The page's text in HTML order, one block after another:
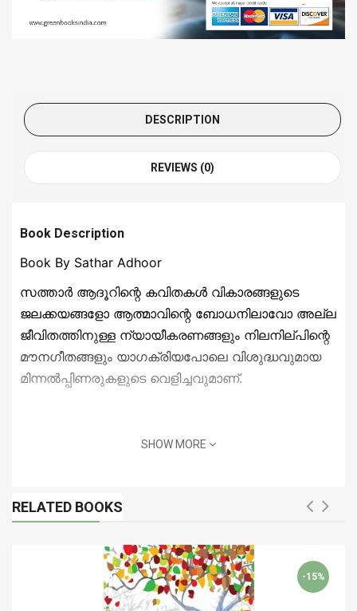
DESCRIPTION
REVIEWS (0)
Book Description
Book By Sathar Adhoor
സത്താര്‍ ആദൂറിന്റെ കവിതകള്‍ വികാരങ്ങളുടെ
ജലക്കയങ്ങളോ ആത്മാവിന്റെ ബോധനിലാവോ അല്ല
ജീവിതത്തിനുള്ള ന്യായീകരണങ്ങളും നിലനില്പിന്റെ
മൗനഗീതങ്ങളും യാഗക്രിയപോലെ വിശുദ്ധവുമായ
മിന്നല്‍പ്പിണരുകളുടെ വെളിച്ചവുമാണ്.
SHOW MORE
RELATED BOOKS
-15%